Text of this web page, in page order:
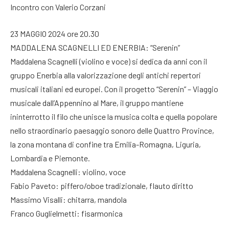
Incontro con Valerio Corzani
23 MAGGIO 2024 ore 20.30
MADDALENA SCAGNELLI ED ENERBIA: “Serenin”
Maddalena Scagnelli (violino e voce) si dedica da anni con il
gruppo Enerbia alla valorizzazione degli antichi repertori
musicali italiani ed europei. Con il progetto “Serenin” – Viaggio
musicale dall’Appennino al Mare, il gruppo mantiene
ininterrotto il filo che unisce la musica colta e quella popolare
nello straordinario paesaggio sonoro delle Quattro Province,
la zona montana di confine tra Emilia-Romagna, Liguria,
Lombardia e Piemonte.
Maddalena Scagnelli: violino, voce
Fabio Paveto: piffero/oboe tradizionale, flauto diritto
Massimo Visalli: chitarra, mandola
Franco Guglielmetti: fisarmonica